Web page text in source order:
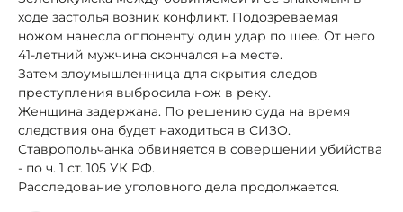
ходе застолья возник конфликт. Подозреваемая
ножом нанесла оппоненту один удар по шее. От него
41-летний мужчина скончался на месте.
Затем злоумышленница для скрытия следов
преступления выбросила нож в реку.
Женщина задержана. По решению суда на время
следствия она будет находиться в СИЗО.
Ставропольчанка обвиняется в совершении убийства
- по ч. 1 ст. 105 УК РФ.
Расследование уголовного дела продолжается.